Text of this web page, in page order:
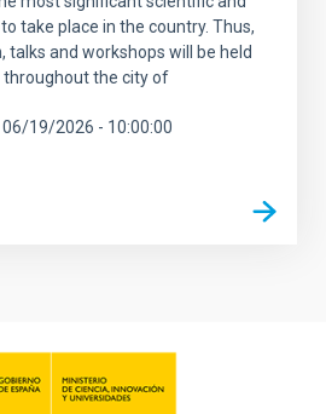
take place in the country. Thus,
talks and workshops will be held
the city of
06/19/2026 - 10:00:00